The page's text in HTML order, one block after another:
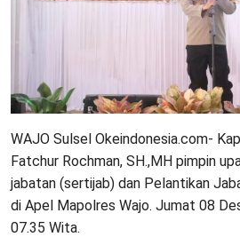
WAJO Sulsel Okeindonesia.com-
Fatchur Rochman, SH.,MH pimpin
jabatan (sertijab) dan Pelantikan
di Apel Mapolres Wajo. Jumat 08
07.35 Wita.